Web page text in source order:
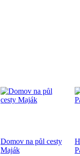
Bohoslužba ke
Domov na půl cesty
Maják